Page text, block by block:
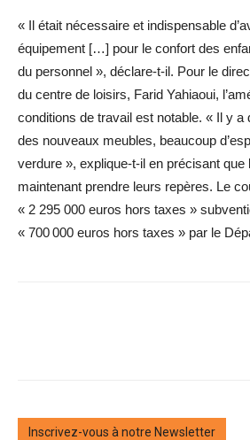
« Il était nécessaire et indispensable
équipement […] pour le confort des
du personnel », déclare-t-il. Pour le
du centre de loisirs, Farid Yahiaoui,
conditions de travail est notable. « Il y a
des nouveaux meubles, beaucoup
verdure », explique-t-il en précisant que
maintenant prendre leurs repères. Le
« 2 295 000 euros hors taxes »
« 700 000 euros hors taxes » par le
Inscrivez-vous à notre Newsletter